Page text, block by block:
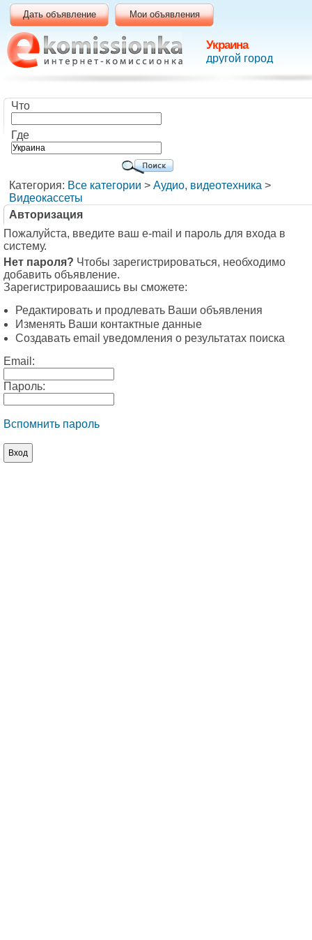
Украина
другой город
Дать объявление Мои объявления
Что
Где
Категория: Все категории > Аудио, видеотехника >
Видеокассеты
Авторизация
Пожалуйста, введите ваш e-mail и пароль для входа в
систему.
Нет пароля? Чтобы зарегистрироваться, необходимо
добавить объявление.
Зарегистрироваашись вы сможете:
Редактировать и продлевать Ваши объявления
Изменять Ваши контактные данные
Создавать email уведомления о результатах поиска
Email:
Пароль:
Вспомнить пароль